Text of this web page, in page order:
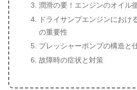
潤滑の要！エンジンのオイル
ドライサンプエンジンにおけ
の重要性
プレッシャーポンプの構造と
故障時の症状と対策